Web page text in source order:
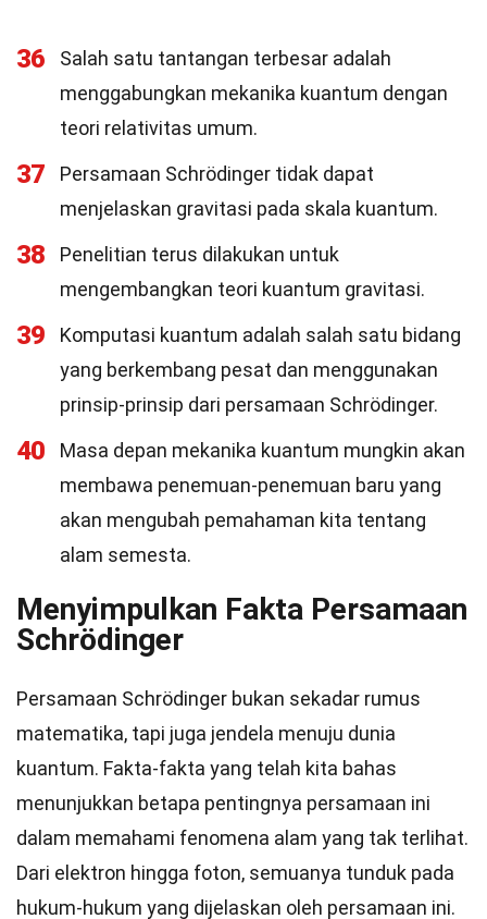
36
Salah satu tantangan terbesar adalah
menggabungkan mekanika kuantum dengan
teori relativitas umum.
37
Persamaan Schrödinger tidak dapat
menjelaskan gravitasi pada skala kuantum.
38
Penelitian terus dilakukan untuk
mengembangkan teori kuantum gravitasi.
39
Komputasi kuantum adalah salah satu bidang
yang berkembang pesat dan menggunakan
prinsip-prinsip dari persamaan Schrödinger.
40
Masa depan mekanika kuantum mungkin akan
membawa penemuan-penemuan baru yang
akan mengubah pemahaman kita tentang
alam semesta.
Menyimpulkan Fakta Persamaan
Schrödinger
Persamaan Schrödinger bukan sekadar rumus
matematika, tapi juga jendela menuju dunia
kuantum. Fakta-fakta yang telah kita bahas
menunjukkan betapa pentingnya persamaan ini
dalam memahami fenomena alam yang tak terlihat.
Dari elektron hingga foton, semuanya tunduk pada
hukum-hukum yang dijelaskan oleh persamaan ini.